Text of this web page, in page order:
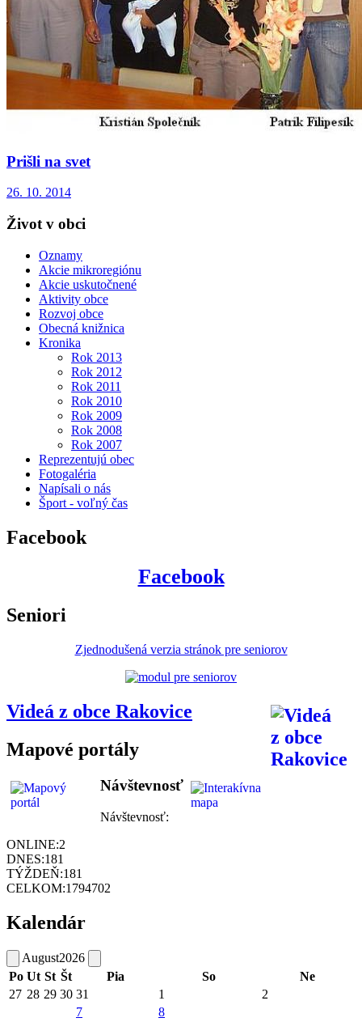
Prišli na svet
26. 10. 2014
Život v obci
Oznamy
Akcie mikroregiónu
Akcie uskutočnené
Aktivity obce
Rozvoj obce
Obecná knižnica
Kronika
Rok 2013
Rok 2012
Rok 2011
Rok 2010
Rok 2009
Rok 2008
Rok 2007
Reprezentujú obec
Fotogaléria
Napísali o nás
Šport - voľný čas
Facebook
Facebook
Seniori
Zjednodušená verzia stránok pre seniorov
Videá z obce Rakovice
Mapové portály
Návštevnosť
Návštevnosť:
ONLINE:2
DNES:181
TÝŽDEŇ:181
CELKOM:1794702
Kalendár
August2026
Po Ut St Št Pia So
Ne
27 28 29 30 31 1
2
7
8